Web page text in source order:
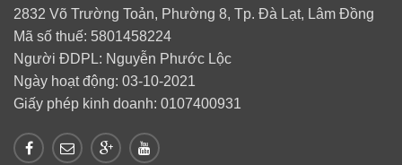
2832 Võ Trường Toản, Phường 8, Tp. Đà Lạt, Lâm Đồng
Mã số thuế: 5801458224
Người ĐDPL: Nguyễn Phước Lộc
Ngày hoạt động: 03-10-2021
Giấy phép kinh doanh: 0107400931